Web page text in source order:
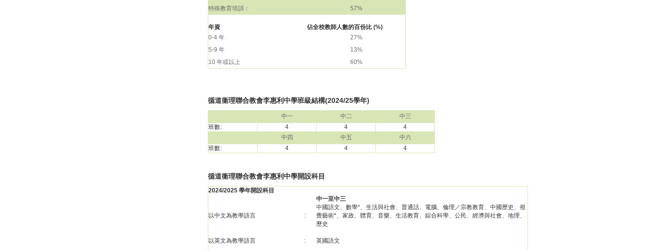
特殊教育培訓：
57%
年資
佔全校教師人數的百份比 (%)
0-4 年
27%
5-9 年
13%
10 年或以上
60%
循道衞理聯合教會李惠利中學班級結構(2024/25學年)
中一 中二
中三
班數:
4 4
4
中四
中五
中六
班數:
4 4 4
循道衞理聯合教會李惠利中學開設科目
2024/2025 學年開設科目
中一至中三
以中文為教學語言 :
中國語文、數學*、生活與社會、普通話、電腦、倫理／宗教教育、中國歷史、視
覺藝術*、家政、體育、音樂、生活教育、綜合科學、公民、經濟與社會、地理、
歷史
以英文為教學語言 : 英國語文